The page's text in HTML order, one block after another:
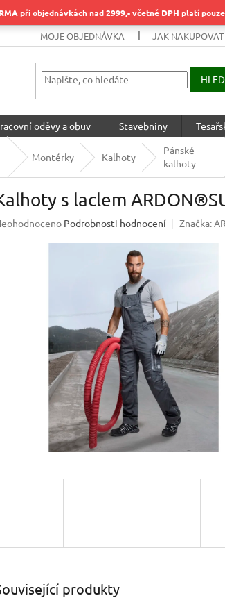
při objednávkách nad 2999,- včetně DPH platí
MOJE OBJEDNÁVKA JAK NAKUPOVAT
oděvy a obuv Stavebniny
Montérky Kalhoty
Pánské
kalhoty
s laclem
Podrobnosti hodnocení Značka:
produkty